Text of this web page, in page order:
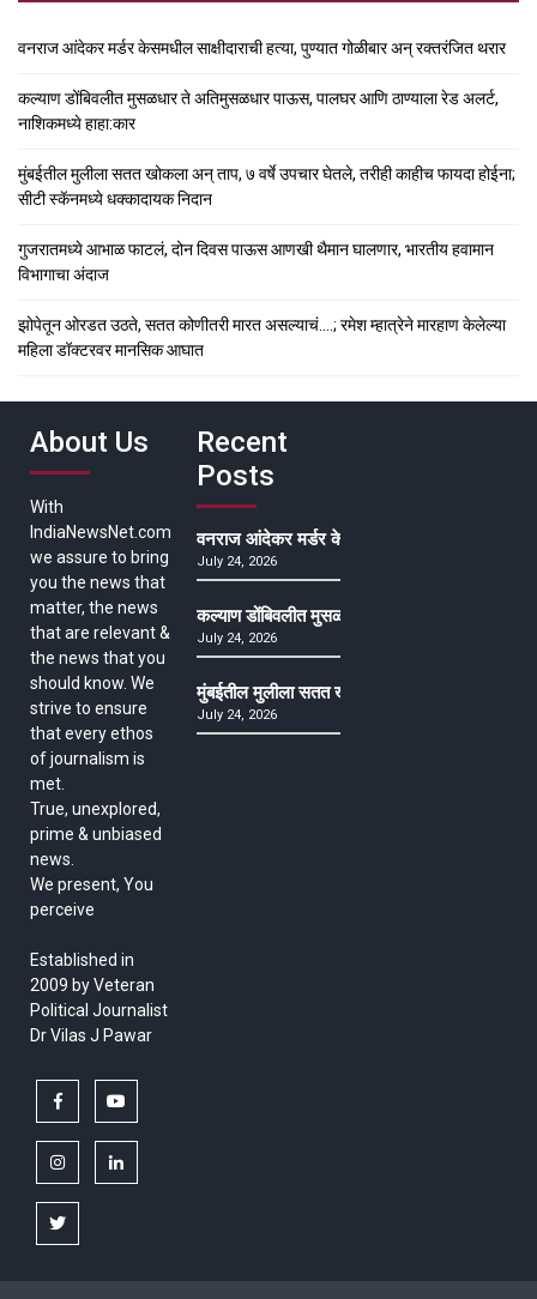
वनराज आंदेकर मर्डर केसमधील साक्षीदाराची हत्या, पुण्यात गोळीबार अन् रक्तरंजित थरार
कल्याण डोंबिवलीत मुसळधार ते अतिमुसळधार पाऊस, पालघर आणि ठाण्याला रेड अलर्ट,
नाशिकमध्ये हाहा:कार
मुंबईतील मुलीला सतत खोकला अन् ताप, ७ वर्षे उपचार घेतले, तरीही काहीच फायदा होईना;
सीटी स्कॅनमध्ये धक्कादायक निदान
गुजरातमध्ये आभाळ फाटलं, दोन दिवस पाऊस आणखी थैमान घालणार, भारतीय हवामान
विभागाचा अंदाज
झोपेतून ओरडत उठते, सतत कोणीतरी मारत असल्याचं….; रमेश म्हात्रेने मारहाण केलेल्या
महिला डॉक्टरवर मानसिक आघात
About Us
With
IndiaNewsNet.com
we assure to bring
you the news that
matter, the news
that are relevant &
the news that you
should know. We
strive to ensure
that every ethos
of journalism is
met.
True, unexplored,
prime & unbiased
news.
We present, You
perceive
Established in
2009 by Veteran
Political Journalist
Dr Vilas J Pawar
facebook
instagramlinkedin
twitter
Recent
Posts
वनराज आंदेकर मर्डर केसमधील साक्षीदाराची हत्या,
July 24, 2026
कल्याण डोंबिवलीत मुसळधार ते अतिमुसळधार पाऊस,
July 24, 2026
मुंबईतील मुलीला सतत खोकला अन् ताप, ७ वर्षे उपचार
July 24, 2026